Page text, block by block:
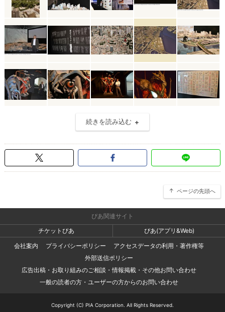
続きを読み込む
ページの先頭へ
ぴあ関連サイト
チケットぴあ
ぴあ(アプリ&Web)
会社案内
プライバシーポリシー
アクセスデータの利用・著作権等
外部送信ポリシー
広告出稿・お取り組みのご相談・情報掲載・その他お問い合わせ
一般の読者の方・ユーザーの方からのお問い合わせ
Copyright (C) PIA Corporation. All Rights Reserved.